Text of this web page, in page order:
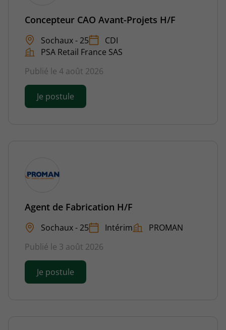
Concepteur CAO Avant-Projets H/F
Sochaux - 25
CDI
PSA Retail France SAS
Publié le 4 août 2026
Je postule
Agent de Fabrication H/F
Sochaux - 25 Intérim
PROMAN
Publié le 3 août 2026
Je postule